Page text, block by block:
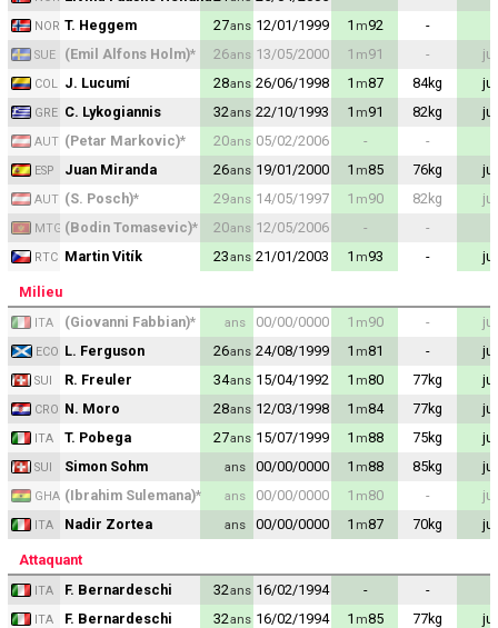
NOR T. Heggem 27ans 12/01/1999 1 m92 -
SUE (Emil Alfons Holm)* 26ans 13/05/2000 1 m91 -
COL J. Lucumí 28ans 26/06/1998 1 m87 84kg
GRE C. Lykogiannis 32ans 22/10/1993 1 m91 82kg
AUT (Petar Markovic)* 20ans 05/02/2006 - -
ESP Juan Miranda 26ans 19/01/2000 1 m85 76kg
AUT (S. Posch)* 29ans 14/05/1997 1 m90 82kg
MTG (Bodin Tomasevic)* 20ans 12/05/2006 - -
RTC Martin Vitík 23ans 21/01/2003 1 m93 -
Milieu
ITA (Giovanni Fabbian)* ans 00/00/0000 1 m90 -
ECO L. Ferguson 26ans 24/08/1999 1 m81 -
SUI R. Freuler 34ans 15/04/1992 1 m80 77kg
CRO N. Moro 28ans 12/03/1998 1 m84 77kg
ITA T. Pobega 27ans 15/07/1999 1 m88 75kg
SUI Simon Sohm ans 00/00/0000 1 m88 85kg
GHA (Ibrahim Sulemana)* ans 00/00/0000 1 m80 -
ITA Nadir Zortea ans 00/00/0000 1 m87 70kg
Attaquant
ITA F. Bernardeschi 32ans 16/02/1994 - -
ITA F. Bernardeschi 32ans 16/02/1994 1 m85 77kg
Contact / Signaler un bug
Recrutement Maxifoot
Mentions légales
site web Maxifoot.fr